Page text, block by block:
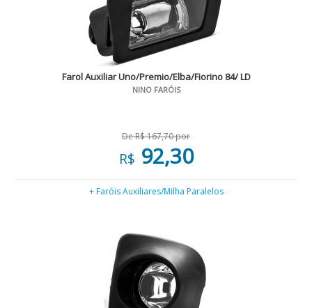
Farol Auxiliar Uno/Premio/Elba/Fiorino 84/ LD
NINO FARÓIS
De R$ 167,70 por
R$ 92,30
+ Faróis Auxiliares/Milha Paralelos